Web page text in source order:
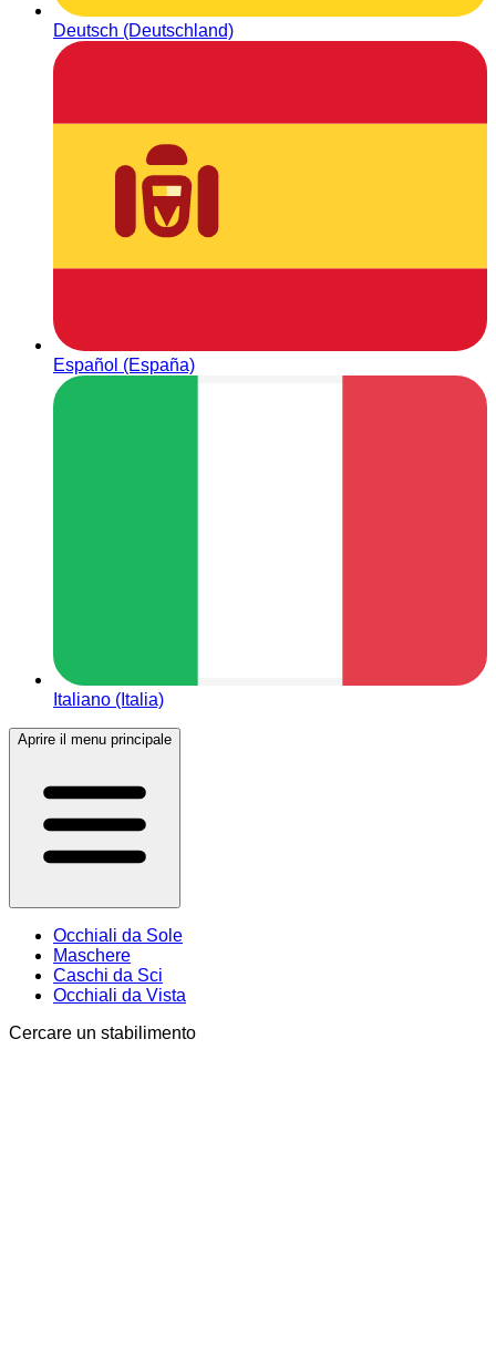
Deutsch (Deutschland)
Español (España)
Italiano (Italia)
Aprire il menu principale
Occhiali da Sole
Maschere
Caschi da Sci
Occhiali da Vista
Cercare un stabilimento